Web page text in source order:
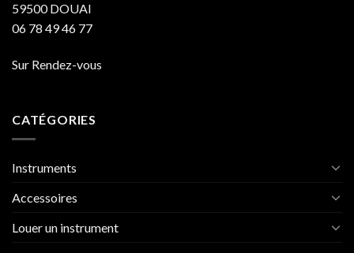
59500 DOUAI
06 78 49 46 77
Sur Rendez-vous
CATÉGORIES
Instruments
Accessoires
Louer un instrument